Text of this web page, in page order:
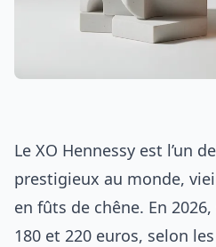
Le XO Hennessy est l’un
prestigieux au monde,
en fûts de chêne. En
180 et 220 euros, selon